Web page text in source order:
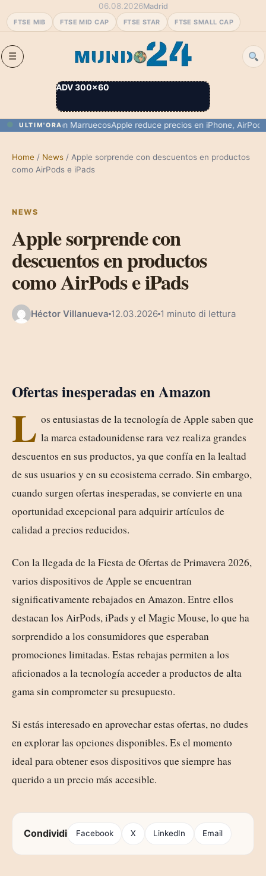
FTSE MIB FTSE MID CAP FTSE STAR FTSE SMALL CAP
06.08.2026Madrid
ADV 300×60
ULTIM'ORA
Ceuta con MarruecosApple reduce precios en iPhone, AirPods y
Home / News / Apple sorprende con descuentos en productos
como AirPods e iPads
NEWS
Apple sorprende con
descuentos en productos
como AirPods e iPads
Héctor Villanueva 12.03.2026 1 minuto di lettura
Ofertas inesperadas en Amazon
L os entusiastas de la tecnología de Apple saben que
la marca estadounidense rara vez realiza grandes
descuentos en sus productos, ya que confía en la lealtad
de sus usuarios y en su ecosistema cerrado. Sin embargo,
cuando surgen ofertas inesperadas, se convierte en una
oportunidad excepcional para adquirir artículos de
calidad a precios reducidos.
Con la llegada de la Fiesta de Ofertas de Primavera 2026,
varios dispositivos de Apple se encuentran
significativamente rebajados en Amazon. Entre ellos
destacan los AirPods, iPads y el Magic Mouse, lo que ha
sorprendido a los consumidores que esperaban
promociones limitadas. Estas rebajas permiten a los
aficionados a la tecnología acceder a productos de alta
gama sin comprometer su presupuesto.
Si estás interesado en aprovechar estas ofertas, no dudes
en explorar las opciones disponibles. Es el momento
ideal para obtener esos dispositivos que siempre has
querido a un precio más accesible.
Condividi Facebook X LinkedIn Email